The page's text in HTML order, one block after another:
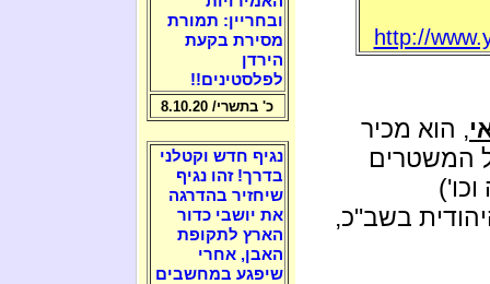
http://
, הוא מכיר
המשטרים
בשב"כ,
ובחריין: תמורת
מסירת בקעת
הירדן
לפלסטינים!!
כ' בתשרי/ 8.10.20
נגיף חדש וקטלני
בדרך! זהו נגיף
שיחזיר בהדרגה
את יושבי כדור
הארץ לתקופת
האבן, אחרי
שיפגע במחשבים